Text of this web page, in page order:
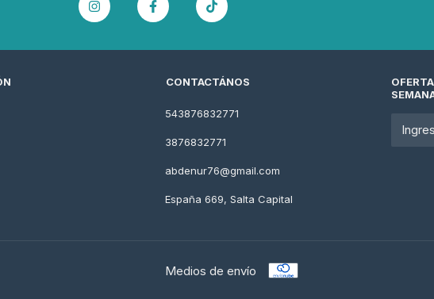
CONTACTÁNOS
543876832771
3876832771
abdenur76@gmail.com
España 669, Salta Capital
Medios de envío